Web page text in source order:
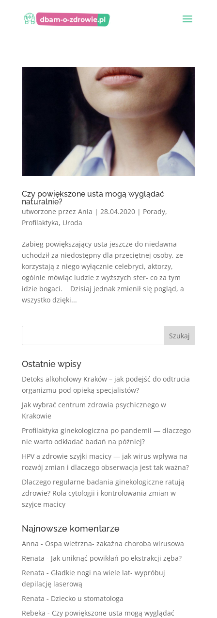
Czy powiększone usta mogą wyglądać
naturalnie?
utworzone przez Ania | 28.04.2020| Porady,
Profilaktyka, Uroda
Zabieg powiększający usta jeszcze do niedawna
uchodził za niedostępny dla przeciętnej osoby, ze
korzystają z niego wyłącznie celebryci, aktorzy,
ogólnie mówiąc ludzie z wyższych sfer- co za tym
idzie bogaci. Dzisiaj jednak zmienił się pogląd, a
wszystko dzięki...
Ostatnie wpisy
Detoks alkoholowy Kraków – jak podejść do odtrucia
organizmu pod opieką specjalistów?
Jak wybrać centrum zdrowia psychicznego w
Krakowie
Profilaktyka ginekologiczna po pandemii — dlaczego
nie warto odkładać badań na później?
HPV a zdrowie szyjki macicy — jak wirus wpływa na
rozwój zmian i dlaczego obserwacja jest tak ważna?
Dlaczego regularne badania ginekologiczne ratują
zdrowie? Rola cytologii i kontrolowania zmian w
szyjce macicy
Najnowsze komentarze
Anna - Ospa wietrzna- zakaźna choroba wirusowa
Renata - Jak uniknąć powikłań po ekstrakcji zęba?
Renata - Gładkie nogi na wiele lat- wypróbuj
depilację laserową
Renata - Dziecko u stomatologa
Rebeka - Czy powiększone usta mogą wyglądać